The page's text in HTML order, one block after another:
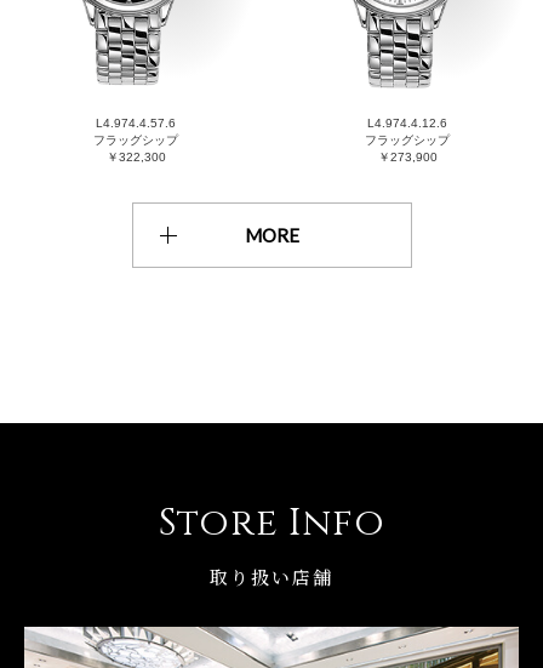
L4.974.4.57.6
フラッグシップ
￥322,300
L4.974.4.12.6
フラッグシップ
￥273,900
MORE
Store Info
取り扱い店舗